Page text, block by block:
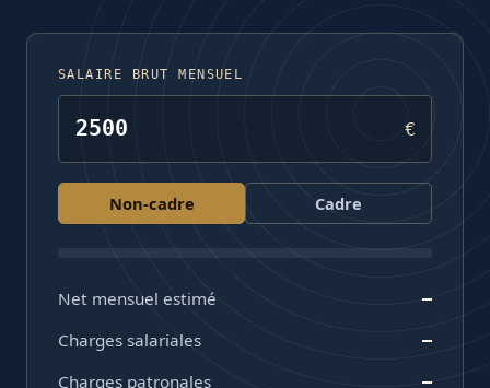
SALAIRE BRUT MENSUEL
€
Non-cadre Cadre
Net mensuel estimé —
Charges salariales —
Charges patronales —